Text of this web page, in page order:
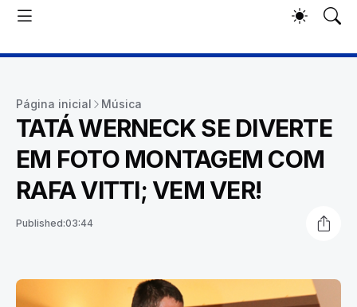
Página inicial Música
TATÁ WERNECK SE DIVERTE
EM FOTO MONTAGEM COM
RAFA VITTI; VEM VER!
Published:03:44